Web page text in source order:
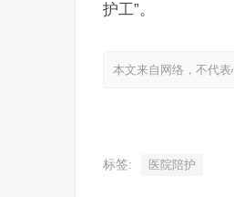
护工”。
本文来自网络，不代
标签: 医院陪护